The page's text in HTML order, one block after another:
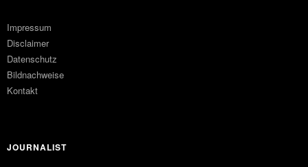
Impressum
Disclaimer
Datenschutz
Bildnachweise
Kontakt
JOURNALIST